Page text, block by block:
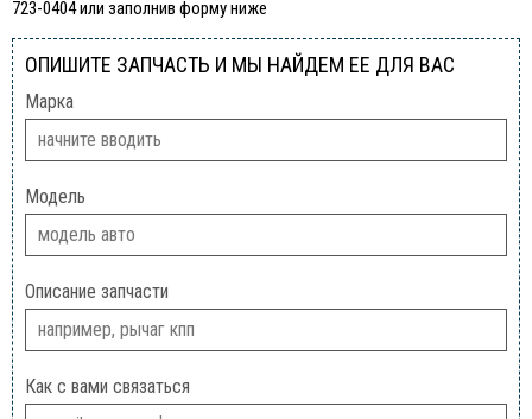
723-0404 или заполнив форму ниже
ОПИШИТЕ ЗАПЧАСТЬ И МЫ НАЙДЕМ ЕЕ ДЛЯ ВАС
Марка
Модель
Описание запчасти
Как с вами связаться